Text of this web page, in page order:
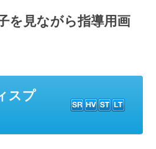
を見ながら指導用画
スプ